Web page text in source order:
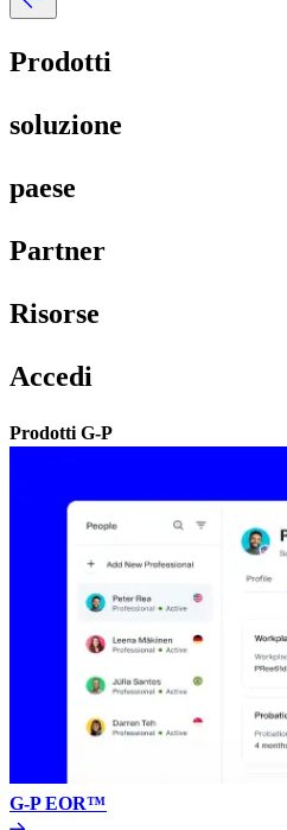
Prodotti​​
soluzione​​
paese​​
Partner​​
Risorse​​
Accedi​​
Prodotti G-P​​
G-P EOR™​​